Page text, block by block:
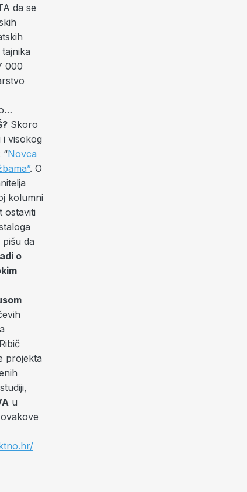
da se
000
Skoro
i visokog
“Novca
. O
kolumni
ostaviti
da
o
projekta
u